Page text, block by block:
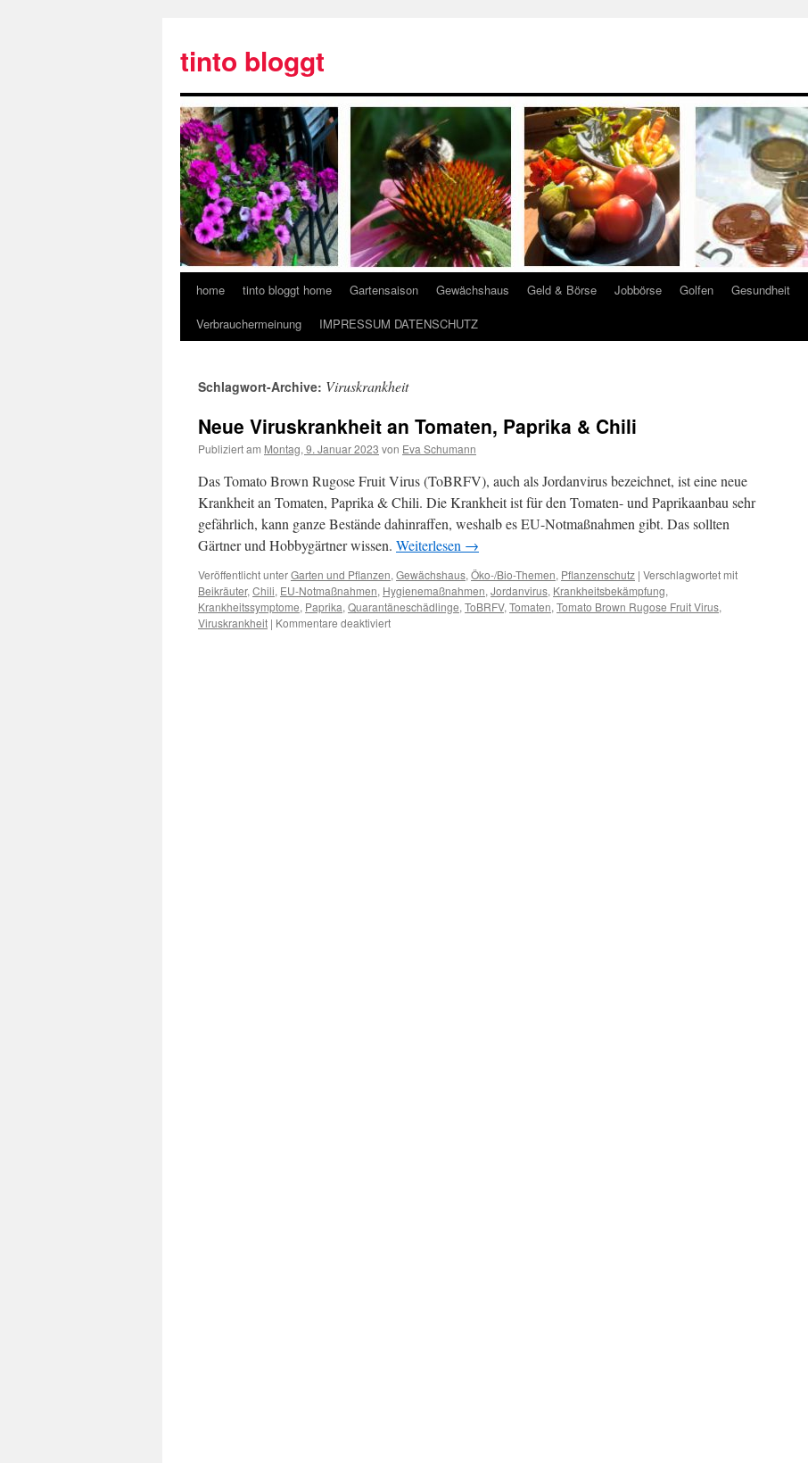
tinto bloggt
home tinto bloggt home Gartensaison Gewächshaus Geld & Börse Jobbörse Golfen Gesundheit
Verbrauchermeinung
IMPRESSUM DATENSCHUTZ
Schlagwort-Archive: Viruskrankheit
Neue Viruskrankheit an Tomaten, Paprika & Chili
Publiziert am Montag, 9. Januar 2023 von Eva Schumann
Das Tomato Brown Rugose Fruit Virus (ToBRFV), auch als Jordanvirus bezeichnet, ist eine neue
Krankheit an Tomaten, Paprika & Chili. Die Krankheit ist für den Tomaten- und Paprikaanbau sehr
gefährlich, kann ganze Bestände dahinraffen, weshalb es EU-Notmaßnahmen gibt. Das sollten
Gärtner und Hobbygärtner wissen. Weiterlesen →
Veröffentlicht unterGarten und Pflanzen, Gewächshaus, Öko-/Bio-Themen, Pflanzenschutz | Verschlagwortet mit
Beikräuter, Chili, EU-Notmaßnahmen, Hygienemaßnahmen, Jordanvirus, Krankheitsbekämpfung,
Krankheitssymptome, Paprika, Quarantäneschädlinge, ToBRFV, Tomaten, Tomato Brown Rugose Fruit Virus,
Viruskrankheit | Kommentare deaktiviert